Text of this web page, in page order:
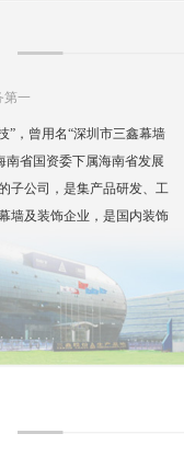
第一
”，曾用名“深圳市三鑫幕墙
南省国资委下属海南省发展
子公司，是集产品研发、工
墙及装饰企业，是国内装饰